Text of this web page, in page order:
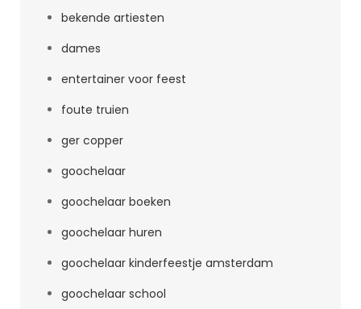
bekende artiesten
dames
entertainer voor feest
foute truien
ger copper
goochelaar
goochelaar boeken
goochelaar huren
goochelaar kinderfeestje amsterdam
goochelaar school